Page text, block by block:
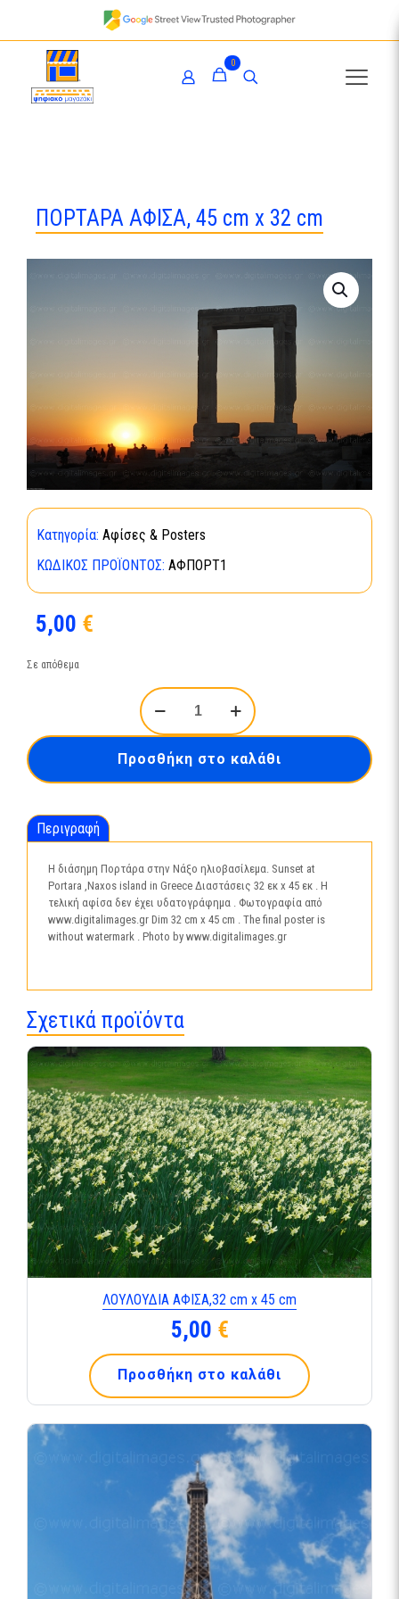
0
ΠΟΡΤΑΡΑ ΑΦΙΣΑ, 45 cm x 32 cm
Κατηγορία: Αφίσες & Posters
ΚΩΔΙΚΌΣ ΠΡΟΪΌΝΤΟΣ: ΑΦΠΟΡΤ1
5,00 €
Σε απόθεμα
ΠΟΡΤΑΡΑ
ΑΦΙΣΑ,
45
x
32
Προσθήκη στο καλάθι
Περιγραφή
Η διάσημη Πορτάρα στην Νάξο ηλιοβασίλεμα. Sunset at
Portara ,Naxos island in Greece Διαστάσεις 32 εκ x 45 εκ . H
τελική αφίσα δεν έχει υδατογράφημα . Φωτογραφία από
www.digitalimages.gr Dim 32 cm x 45 cm . The final poster is
without watermark . Photo by www.digitalimages.gr
Σχετικά προϊόντα
ΛΟΥΛΟΥΔΙΑ ΑΦΙΣΑ,32 cm x 45 cm
5,00 €
Προσθήκη στο καλάθι